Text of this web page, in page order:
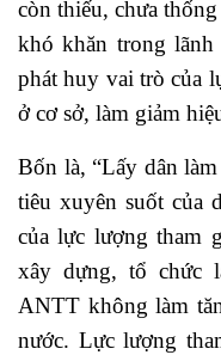
còn thiếu, chưa
khó khăn trong
phát huy vai trò của
ở cơ sở, làm giảm
Bốn là, “Lấy dân
tiêu xuyên suốt của
của lực lượng tham
xây dựng, tổ chức
ANTT không làm
nước. Lực lượng